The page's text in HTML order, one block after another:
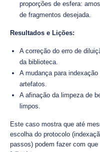
proporções de esfera:
de fragmentos desejada.
Resultados e Lições:
A correção do erro de
da biblioteca.
A mudança para
artefatos.
A afinação da limpeza de
limpos.
Este caso mostra que até
escolha do protocolo
passos) podem fazer com